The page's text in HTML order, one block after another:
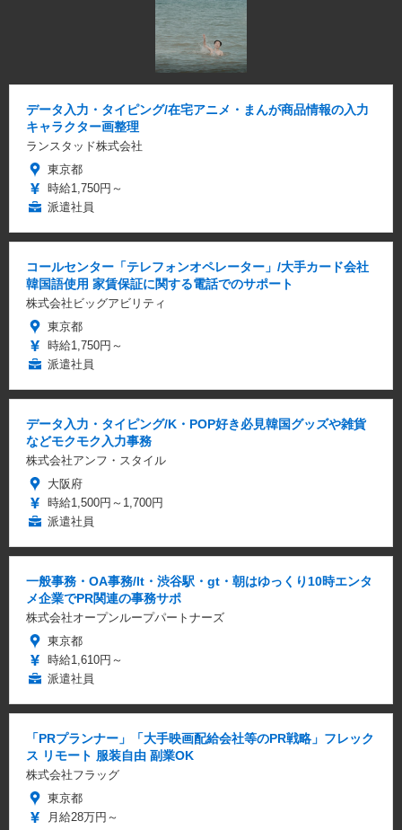
データ入力・タイピング/在宅アニメ・まんが商品情報の入力
キャラクター画整理
ランスタッド株式会社
東京都
時給1,750円～
派遣社員
コールセンター「テレフォンオペレーター」/大手カード会社
韓国語使用 家賃保証に関する電話でのサポート
株式会社ビッグアビリティ
東京都
時給1,750円～
派遣社員
データ入力・タイピング/K・POP好き必見韓国グッズや雑貨
などモクモク入力事務
株式会社アンフ・スタイル
大阪府
時給1,500円～1,700円
派遣社員
一般事務・OA事務/lt・渋谷駅・gt・朝はゆっくり10時エンタ
メ企業でPR関連の事務サポ
株式会社オープンループパートナーズ
東京都
時給1,610円～
派遣社員
「PRプランナー」「大手映画配給会社等のPR戦略」フレック
ス リモート 服装自由 副業OK
株式会社フラッグ
東京都
月給28万円～